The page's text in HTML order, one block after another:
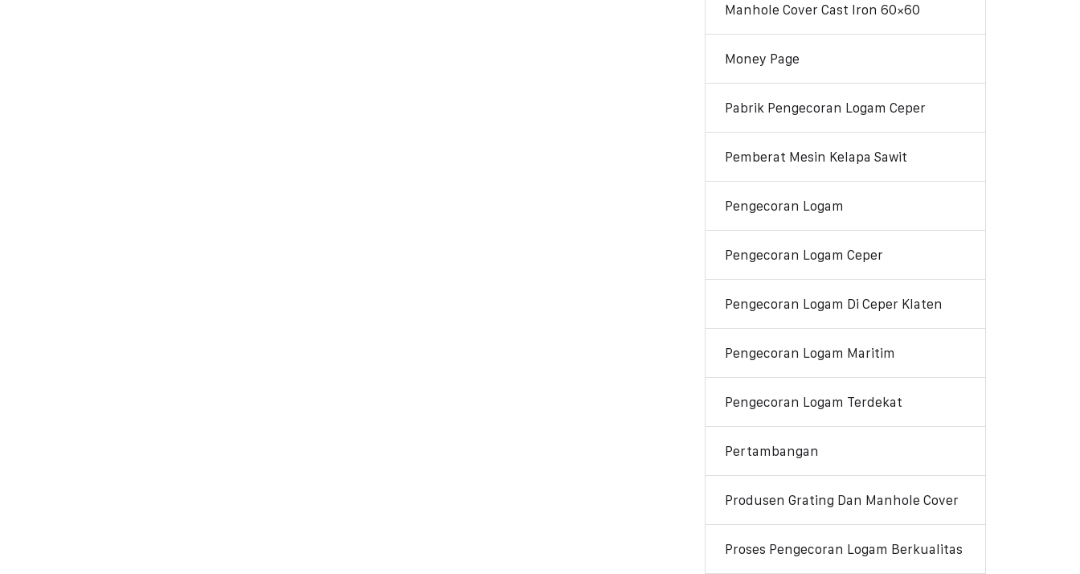
Manhole Cover Cast Iron 60×60
Money Page
Pabrik Pengecoran Logam Ceper
Pemberat Mesin Kelapa Sawit
Pengecoran Logam
Pengecoran Logam Ceper
Pengecoran Logam Di Ceper Klaten
Pengecoran Logam Maritim
Pengecoran Logam Terdekat
Pertambangan
Produsen Grating Dan Manhole Cover
Proses Pengecoran Logam Berkualitas